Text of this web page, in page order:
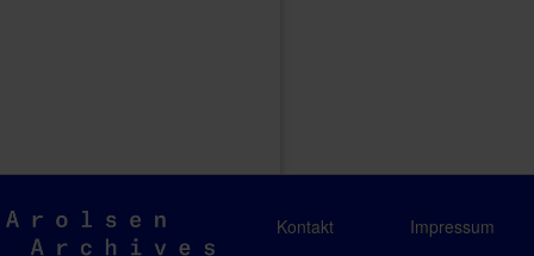
Arolsen
Kontakt Impressum